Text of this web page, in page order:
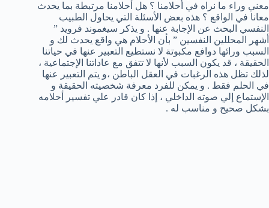
معني وراء ما نراه في أحلامنا ؟ هل أحلامنا مرتبطة بما يحدث
معانا في الواقع ؟ هذه بعض الأسئلة التي يحاول الطبيب
النفسي البحث عن الإجابة عنها . و يذكر سيغموند فرويد ”
أشهر المحللين النفسين ” بأن الأحلام هي واقع يحدث لك و
السبب ورائها دوافع مكبوتة لا نستطيع التعبير عنها في حياتنا
الحقيقة ، قد يكون السبب لأنها لا تتفق مع عاداتنا الإجتماعية ،
لذلك تظل هذه الرغبات في العقل الباطن ،و يتم التعبير عنها
في الحلم فقط . و يمكن للفرد معرفة شخصيته الحقيقة و
الإستماع إلي صوته الداخلي ، إذا كان قادر علي تفسير أحلامه
بشكل صحيح و مناسب له .